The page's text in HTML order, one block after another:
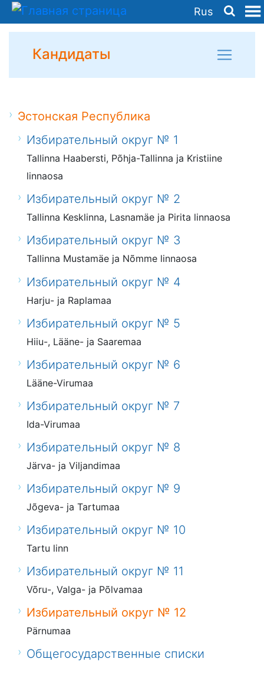
Rus
Кандидаты
Эстонская Республика
Избирательный округ № 1
Tallinna Haabersti, Põhja-Tallinna ja Kristiine
linnaosa
Избирательный округ № 2
Tallinna Kesklinna, Lasnamäe ja Pirita linnaosa
Избирательный округ № 3
Tallinna Mustamäe ja Nõmme linnaosa
Избирательный округ № 4
Harju- ja Raplamaa
Избирательный округ № 5
Hiiu-, Lääne- ja Saaremaa
Избирательный округ № 6
Lääne-Virumaa
Избирательный округ № 7
Ida-Virumaa
Избирательный округ № 8
Järva- ja Viljandimaa
Избирательный округ № 9
Jõgeva- ja Tartumaa
Избирательный округ № 10
Tartu linn
Избирательный округ № 11
Võru-, Valga- ja Põlvamaa
Избирательный округ № 12
Pärnumaa
Общегосударственные списки